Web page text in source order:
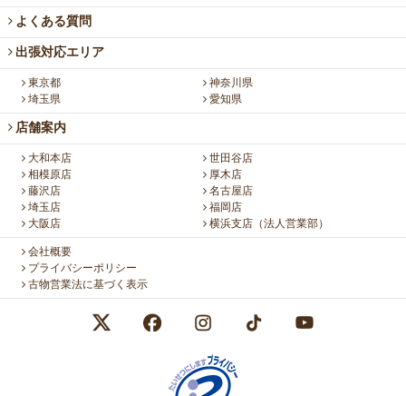
よくある質問
出張対応エリア
東京都
神奈川県
埼玉県
愛知県
店舗案内
大和本店
世田谷店
相模原店
厚木店
藤沢店
名古屋店
埼玉店
福岡店
大阪店
横浜支店（法人営業部）
会社概要
プライバシーポリシー
古物営業法に基づく表示